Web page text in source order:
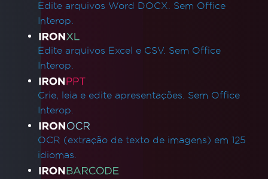
Edite arquivos Word DOCX. Sem Office
Interop.
Edite arquivos Excel e CSV. Sem Office
Interop.
Crie, leia e edite apresentações. Sem Office
Interop.
OCR (extração de texto de imagens) em 125
idiomas.